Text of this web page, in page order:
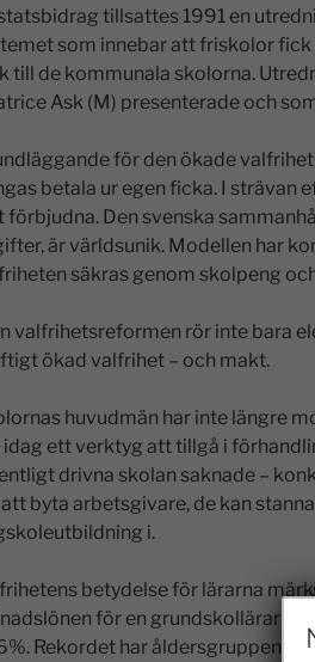
tillsattes 1991 en
som innebar att friskolor
till de kommunala skolorna.
Ask (M) presenterade och
för den ökade
betala ur egen ficka. I strävan
förbjudna. Den svenska
är världsunik. Modellen har
säkras genom skolpeng
valfrihetsreformen rör inte bara
ökad valfrihet – och makt.
huvudmän har inte längre
idag ett verktyg att tillgå i
drivna skolan saknade –
byta arbetsgivare, de kan
i.
betydelse för lärarna
för en grundskollärare
Rekordet har åldersgruppen 35